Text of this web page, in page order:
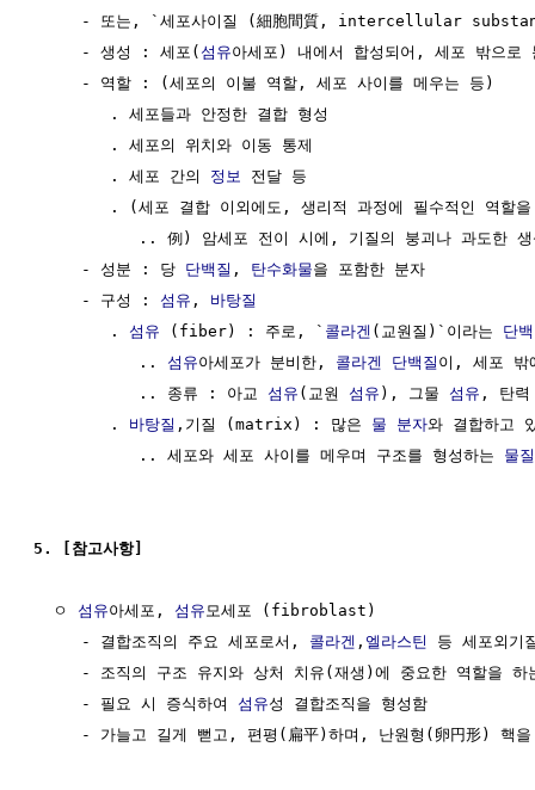
- 또는, `세포사이질 (細胞間質, intercellular
     - 생성 : 세포(
섬유아세포) 내에서 합성되어, 세포 밖으로
     - 역할 : (세포의 이불 역할, 세포 사이를 메우는 등)
        . 세포들과 안정한 결합 형성
        . 세포의 위치와 이동 통제
        . 세포 간의
정보
전달 등
. (세포 결합 이외에도, 생리적 과정에 필수적인 역할
.. 例) 암세포 전이 시에, 기질의 붕괴나 과도한 생
     - 성분 : 당
단백질 , 탄수화물을 포함한 분자
     - 구성 :
섬유 , 바탕질
        .
섬유 (fiber) : 주로, ` 콜라겐 (교원질)`이라는 단
           ..
섬유아세포가 분비한, 콜라겐 단백질 이, 세포 밖
           .. 종류 : 아교
섬유 (교원 섬유 ), 그물 섬유 , 탄
        .
바탕질 ,기질 (matrix) : 많은 물 분자와 결합하고
           .. 세포와 세포 사이를 메우며 구조를 형성하는
물질
5. [참고사항]
  ㅇ
섬유아세포, 섬유 모세포 (fibroblast)
     - 결합조직의 주요 세포로서,
콜라겐 , 엘라스틴
등 세포외기
- 조직의 구조 유지와 상처 치유(재생)에 중요한 역할을 하
     - 필요 시 증식하여
섬유성 결합조직을 형성함
- 가늘고 길게 뻗고, 편평(扁平)하며, 난원형(卵円形) 핵